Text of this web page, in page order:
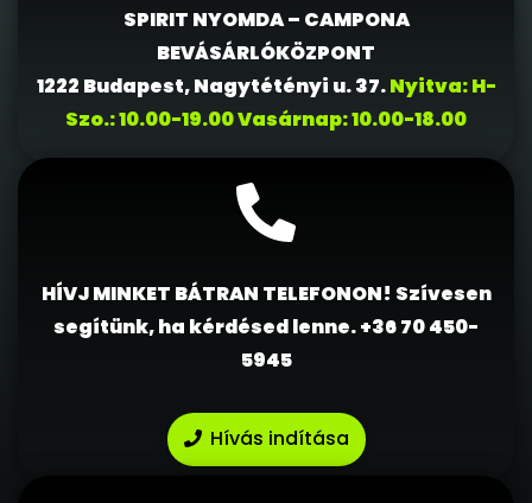
SPIRIT NYOMDA – CAMPONA
BEVÁSÁRLÓKÖZPONT
1222 Budapest, Nagytétényi u. 37.Nyitva: H-
Szo.: 10.00-19.00 Vasárnap: 10.00-18.00
HÍVJ MINKET BÁTRAN TELEFONON! Szívesen
segítünk, ha kérdésed lenne.+36 70 450-
5945
Hívás indítása